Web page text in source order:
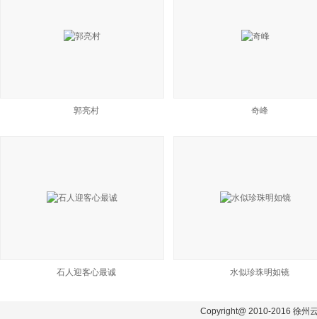
郭亮村 奇峰
石人迎客心最诚 水似珍珠明如镜
Copyright@ 2010-2016 徐州